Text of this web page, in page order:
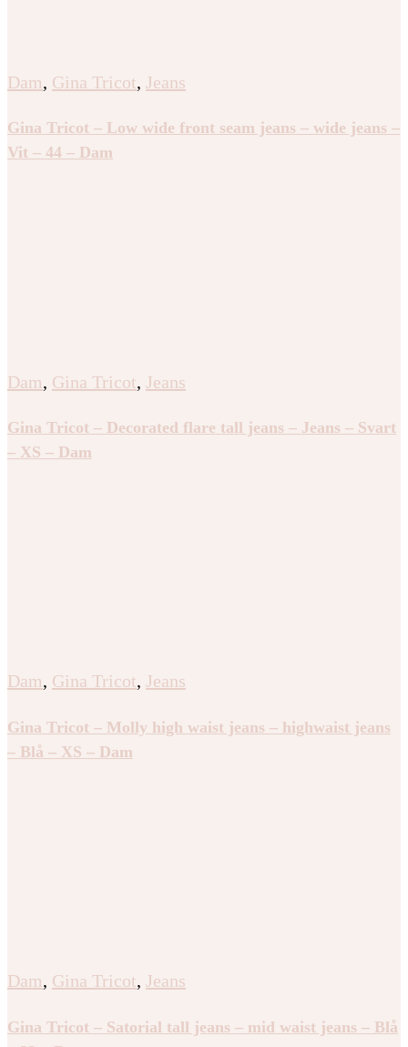
Dam, Gina Tricot, Jeans
Gina Tricot – Low wide front seam jeans – wide jeans –
Vit – 44 – Dam
Dam, Gina Tricot, Jeans
Gina Tricot – Decorated flare tall jeans – Jeans – Svart
– XS – Dam
Dam, Gina Tricot, Jeans
Gina Tricot – Molly high waist jeans – highwaist jeans
– Blå – XS – Dam
Dam, Gina Tricot, Jeans
Gina Tricot – Satorial tall jeans – mid waist jeans – Blå